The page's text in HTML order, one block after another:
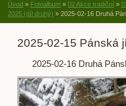
Úvod » Fotoalbum » 02 Akce tradiční »
2025 (díl druhý) » 2025-02-16 Druhá
2025-02-15 Pánská
2025-02-16 Druhá